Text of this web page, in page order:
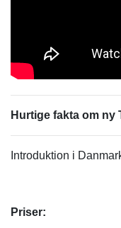
Hurtige fakta om ny
Introduktion i
Priser: